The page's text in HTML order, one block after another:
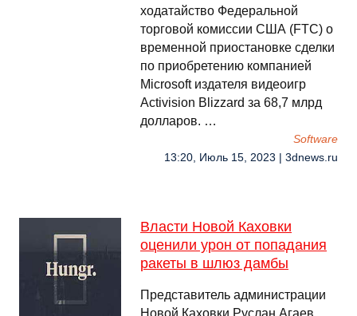
ходатайство Федеральной
торговой комиссии США (FTC) о
временной приостановке сделки
по приобретению компанией
Microsoft издателя видеоигр
Activision Blizzard за 68,7 млрд
долларов. …
Software
13:20, Июль 15, 2023 | 3dnews.ru
Власти Новой Каховки
оценили урон от попадания
ракеты в шлюз дамбы
Представитель администрации
Новой Каховки Руслан Агаев